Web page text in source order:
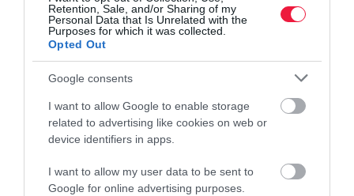
Retention, Sale, and/or Sharing of my
Personal Data that Is Unrelated with the
Purposes for which it was collected.
Opted Out
Google consents
I want to allow Google to enable storage
related to advertising like cookies on web or
device identifiers in apps.
I want to allow my user data to be sent to
Google for online advertising purposes.
FORINT
Így számolj pénzváltáskor, ennyibe kerül reggel az